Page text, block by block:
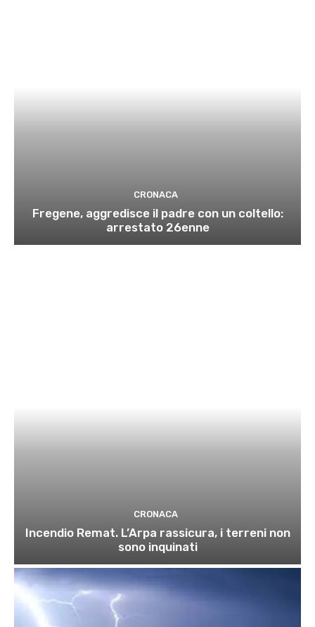
CRONACA
Fregene, aggredisce il padre con un coltello:
arrestato 26enne
CRONACA
Incendio Remat. L’Arpa rassicura, i terreni non
sono inquinati